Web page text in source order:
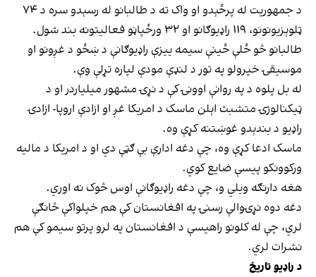
د جمهوریت له پرځېدو او واک ته د طالبانو له رسېدو سره د ۷۴
ټلوېزیونونو، ۱۱۹ راډیوګانو او ۳۲ ورځپاڼو فعالیتونه بند شول.
طالبانو څو ځلې ځینې سیمه ییزې راډیوګانې د ښځو د غږونو او
موسیقۍ خپرولو په تور د لنډې مودې لپاره تړلې وې.
له بل پلوه د په روانې اوونۍ کې د نړۍ مشهور میلیاردر او د
ټیکنالوژۍ متشبث اېلن ماسک د امریکا غږ او ازادې اروپا- ازادۍ
راډیو د بندېدو غوښتنه کړې وه.
ماسک ادعا کړې وه، چې دغه ادارې بې ګټې دي او د امریکا د مالیه
ورکوونکو پیسې ضایع کوي.
هغه دارنګه ویلي و، چې دغه راډیوګانې اوس څوک نه اوري.
دغه دوه نړۍوالې رسنۍ په افغانستان کې هم خپلواکې څانګې
لري، چې له کلونو راهیسې د افغانستان په لرو پرتو سیمو کې هم
نشرات لري.
د راډیو تاریخ